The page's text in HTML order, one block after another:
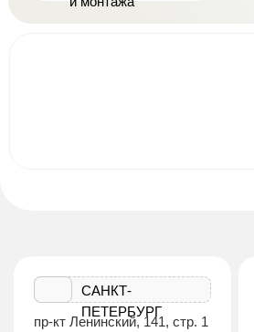
САНКТ-
ПЕТЕРБУРГ
пр-кт Ленинский, 141, стр. 1